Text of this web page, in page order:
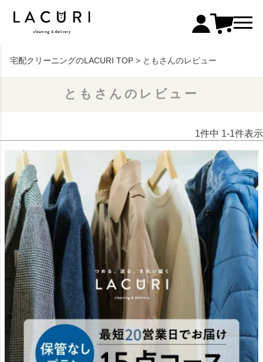
宅配クリーニングのLACURI TOP ともさんのレビュー
ともさんのレビュー
1件中 1-1件表示